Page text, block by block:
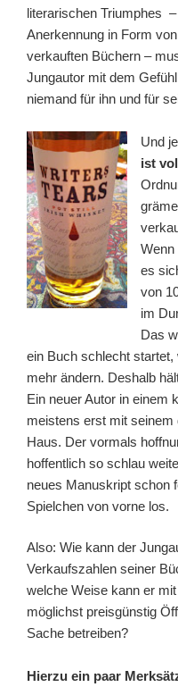
literarischen Triumphes
Anerkennung in Form
verkauften Büchern –
Jungautor mit dem
niemand für ihn und für
Und
ist
Wenn
es
von
im
Das
ein Buch schlecht
mehr ändern. Deshalb
Ein neuer Autor in einem
meistens erst mit seinem
Haus. Der vormals
hoffentlich so schlau
neues Manuskript schon
Spielchen von vorne los.
Also: Wie kann der
Verkaufszahlen seiner
welche Weise kann er
möglichst preisgünstig
Sache betreiben?
Hierzu ein paar